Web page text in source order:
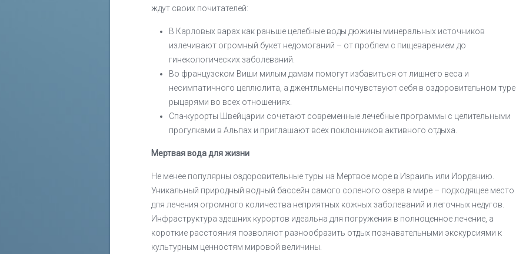
ждут своих почитателей:
В Карловых варах как раньше целебные воды дюжины минеральных источников
излечивают огромный букет недомоганий – от проблем с пищеварением до
гинекологических заболеваний.
Во французском Виши милым дамам помогут избавиться от лишнего веса и
несимпатичного целлюлита, а джентльмены почувствуют себя в оздоровительном туре
рыцарями во всех отношениях.
Спа-курорты Швейцарии сочетают современные лечебные программы с целительными
прогулками в Альпах и приглашают всех поклонников активного отдыха.
Мертвая вода для жизни
Не менее популярны оздоровительные туры на Мертвое море в Израиль или Иорданию.
Уникальный природный водный бассейн самого соленого озера в мире – подходящее место
для лечения огромного количества неприятных кожных заболеваний и легочных недугов.
Инфраструктура здешних курортов идеальна для погружения в полноценное лечение, а
короткие расстояния позволяют разнообразить отдых познавательными экскурсиями к
культурным ценностям мировой величины.